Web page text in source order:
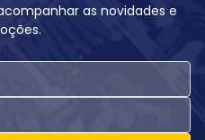
as novidades e